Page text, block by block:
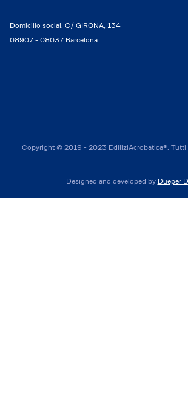
Domicilio social: C/ GIRONA, 134
08907 - 08037 Barcelona
Copyright © 2019 - 2023 EdiliziAcrobatica®. Tutti
Designed and developed by Dueper